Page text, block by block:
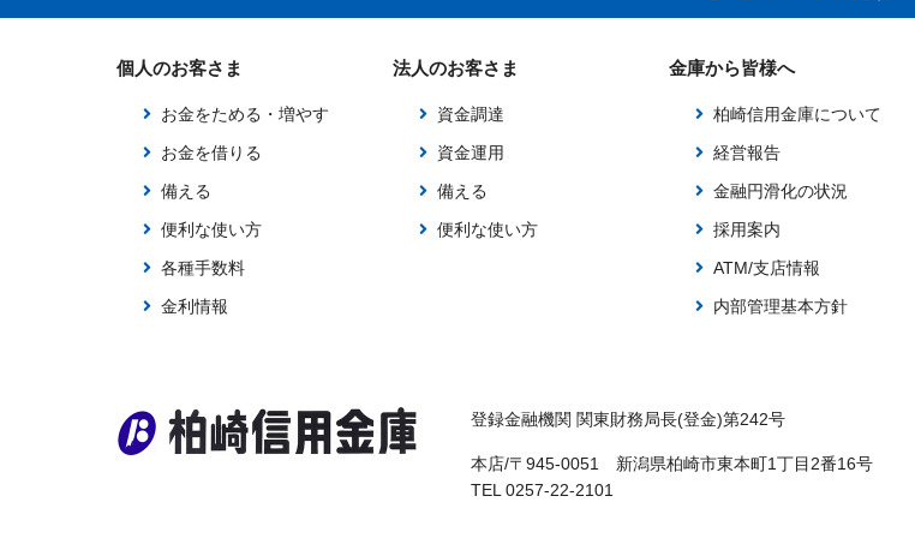
個人のお客さま
お金をためる・増やす
お金を借りる
備える
便利な使い方
各種手数料
金利情報
法人のお客さま
資金調達
資金運用
備える
便利な使い方
金庫から皆様へ
柏崎信用金庫について
経営報告
金融円滑化の状況
採用案内
ATM/支店情報
内部管理基本方針
登録金融機関 関東財務局長(登金)第242号
本店/〒945-0051 新潟県柏崎市東本町1丁目2番16号
TEL 0257-22-2101